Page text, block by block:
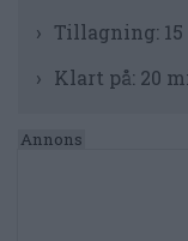
Tillagning:
Klart på: 20